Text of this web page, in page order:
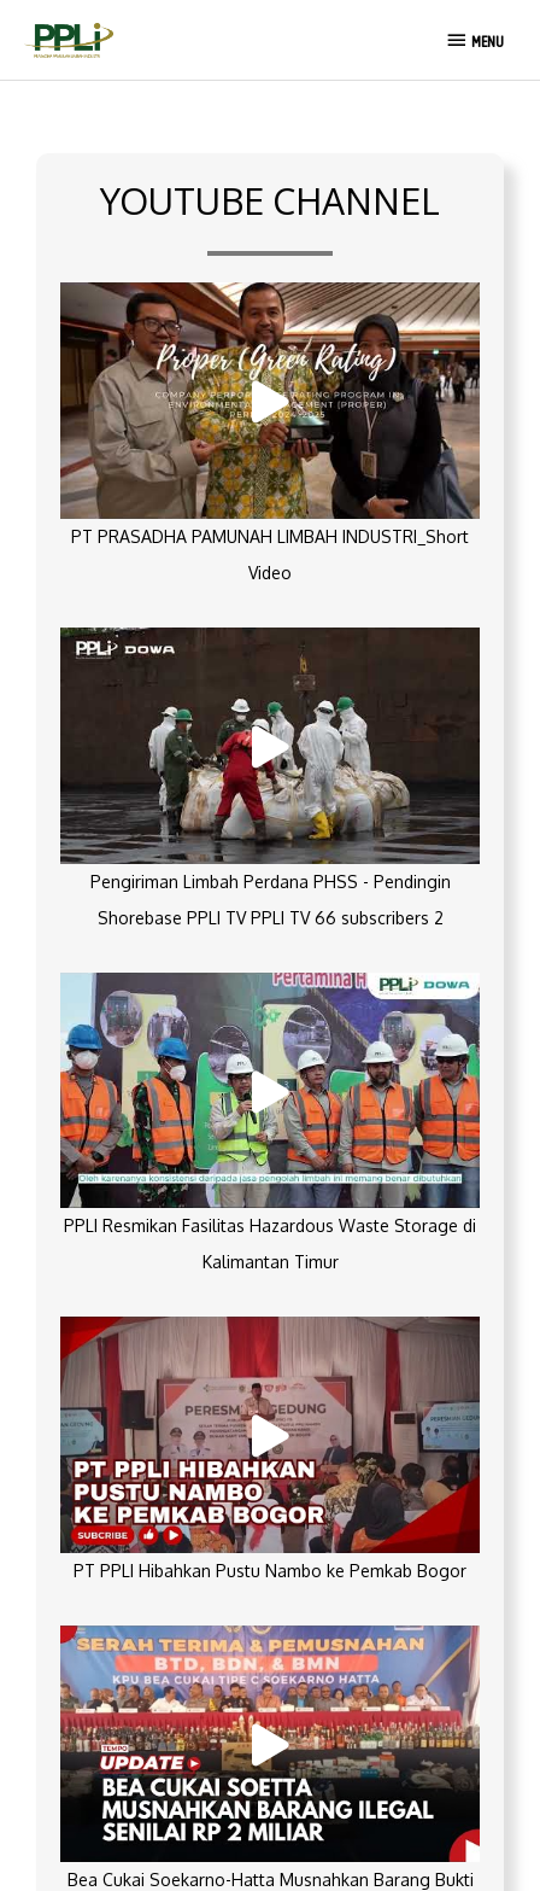
MENU
MENU
YOUTUBE CHANNEL
PT PRASADHA PAMUNAH LIMBAH INDUSTRI_Short
Video
Pengiriman Limbah Perdana PHSS - Pendingin
Shorebase PPLI TV PPLI TV 66 subscribers 2
PPLI Resmikan Fasilitas Hazardous Waste Storage di
Kalimantan Timur
PT PPLI Hibahkan Pustu Nambo ke Pemkab Bogor
Bea Cukai Soekarno-Hatta Musnahkan Barang Bukti